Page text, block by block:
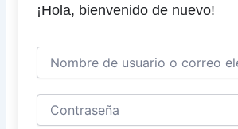
¡Hola, bienvenido de nuevo!